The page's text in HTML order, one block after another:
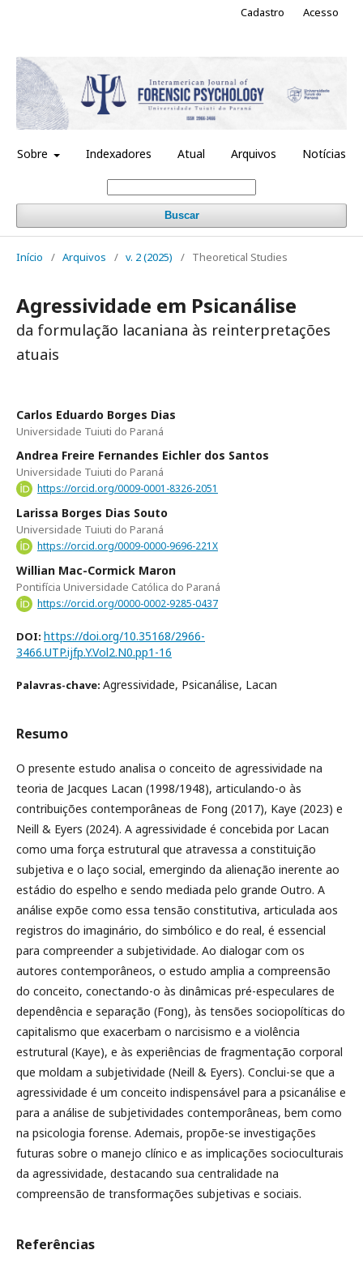
Sobre Indexadores Atual Arquivos Notícias
Buscar
Cadastro Acesso
Início / Arquivos / v. 2 (2025) / Theoretical Studies
Agressividade em Psicanálise
da formulação lacaniana às reinterpretações
atuais
Carlos Eduardo Borges Dias
Universidade Tuiuti do Paraná
Andrea Freire Fernandes Eichler dos Santos
Universidade Tuiuti do Paraná
https://orcid.org/0009-0001-8326-2051
Larissa Borges Dias Souto
Universidade Tuiuti do Paraná
https://orcid.org/0009-0000-9696-221X
Willian Mac-Cormick Maron
Pontifícia Universidade Católica do Paraná
https://orcid.org/0000-0002-9285-0437
DOI: https://doi.org/10.35168/2966-
3466.UTP.ijfp.Y.Vol2.N0.pp1-16
Palavras-chave: Agressividade, Psicanálise, Lacan
Resumo
O presente estudo analisa o conceito de agressividade na
teoria de Jacques Lacan (1998/1948), articulando-o às
contribuições contemporâneas de Fong (2017), Kaye (2023) e
Neill & Eyers (2024). A agressividade é concebida por Lacan
como uma força estrutural que atravessa a constituição
subjetiva e o laço social, emergindo da alienação inerente ao
estádio do espelho e sendo mediada pelo grande Outro. A
análise expõe como essa tensão constitutiva, articulada aos
registros do imaginário, do simbólico e do real, é essencial
para compreender a subjetividade. Ao dialogar com os
autores contemporâneos, o estudo amplia a compreensão
do conceito, conectando-o às dinâmicas pré-especulares de
dependência e separação (Fong), às tensões sociopolíticas do
capitalismo que exacerbam o narcisismo e a violência
estrutural (Kaye), e às experiências de fragmentação corporal
que moldam a subjetividade (Neill & Eyers). Conclui-se que a
agressividade é um conceito indispensável para a psicanálise e
para a análise de subjetividades contemporâneas, bem como
na psicologia forense. Ademais, propõe-se investigações
futuras sobre o manejo clínico e as implicações socioculturais
da agressividade, destacando sua centralidade na
compreensão de transformações subjetivas e sociais.
Referências